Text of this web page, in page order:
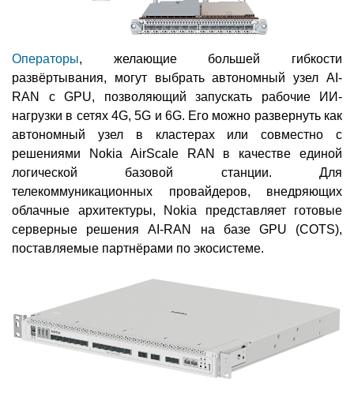
Операторы, желающие большей гибкости
развёртывания, могут выбрать автономный узел AI-
RAN с GPU, позволяющий запускать рабочие ИИ-
нагрузки в сетях 4G, 5G и 6G. Его можно развернуть как
автономный узел в кластерах или совместно с
решениями Nokia AirScale RAN в качестве единой
логической базовой станции. Для
телекоммуникационных провайдеров, внедряющих
облачные архитектуры, Nokia представляет готовые
серверные решения AI-RAN на базе GPU (COTS),
поставляемые партнёрами по экосистеме.